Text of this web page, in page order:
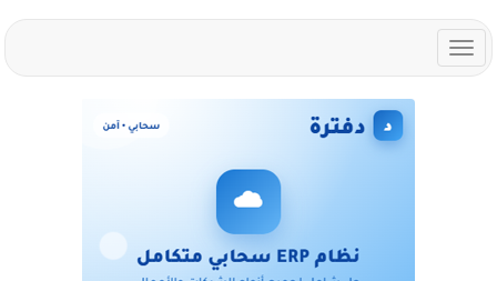
Toggle
navigation